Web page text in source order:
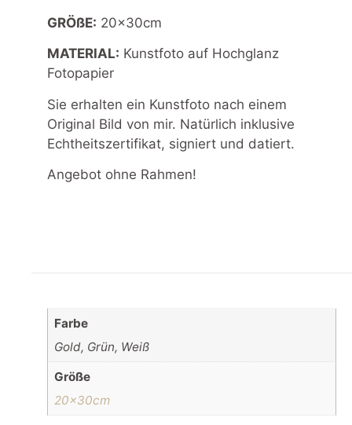
GRÖßE: 20x30cm
MATERIAL: Kunstfoto auf Hochglanz
Fotopapier
Sie erhalten ein Kunstfoto nach einem
Original Bild von mir. Natürlich inklusive
Echtheitszertifikat, signiert und datiert.
Angebot ohne Rahmen!
Farbe
Gold, Grün, Weiß
Größe
20x30cm